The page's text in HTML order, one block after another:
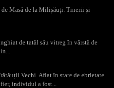
Masă de la Milișăuți. Tinerii și
de tatăl său vitreg în vârstă de
Vechi. Aflat în stare de ebrietate
individul a fost...